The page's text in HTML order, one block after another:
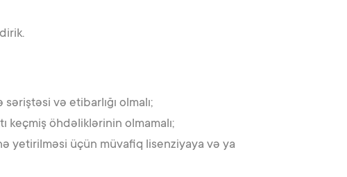
və etibarlığı olmalı;
öhdəliklərinin olmamalı;
yetirilməsi üçün müvafiq lisenziyaya və ya